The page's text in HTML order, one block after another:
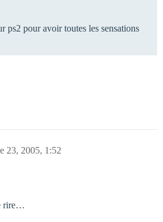
ps2 pour avoir toutes les sensations
23, 2005, 1:52
rire…